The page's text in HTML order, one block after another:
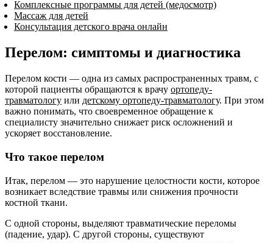
Комплексные программы для детей (медосмотр)
Массаж для детей
Консультация детского врача онлайн
Перелом: симптомы и диагностика
Перелом кости — одна из самых распространенных травм, с
которой пациенты обращаются к врачу ортопеду-
травматологу или детскому ортопеду-травматологу. При этом
важно понимать, что своевременное обращение к
специалисту значительно снижает риск осложнений и
ускоряет восстановление.
Что такое перелом
Итак, перелом — это нарушение целостности кости, которое
возникает вследствие травмы или снижения прочности
костной ткани.
С одной стороны, выделяют травматические переломы
(падение, удар). С другой стороны, существуют